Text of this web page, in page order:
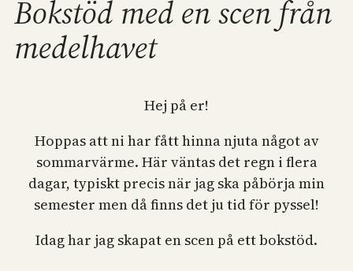
Bokstöd med en scen från
medelhavet
Hej på er!
Hoppas att ni har fått hinna njuta något av
sommarvärme. Här väntas det regn i flera
dagar, typiskt precis när jag ska påbörja min
semester men då finns det ju tid för pyssel!
Idag har jag skapat en scen på ett bokstöd.